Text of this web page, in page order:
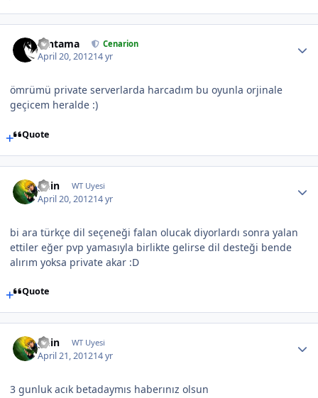
Gintama Cenarion
April 20, 201214 yr
ömrümü private serverlarda harcadım bu oyunla orjinale
geçicem heralde :)
Quote
guin WT Uyesi
April 20, 201214 yr
bi ara türkçe dil seçeneği falan olucak diyorlardı sonra yalan
ettiler eğer pvp yamasıyla birlikte gelirse dil desteği bende
alırım yoksa private akar :D
Quote
guin WT Uyesi
April 21, 201214 yr
3 gunluk acık betadaymıs haberınız olsun